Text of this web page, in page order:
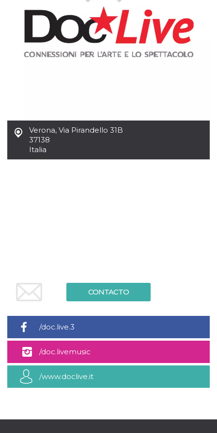
Verona, Via Pirandello 31B
37138
Italia
CONTACTO
/doc.live.3
/doc.livemusic
/www.doclive.it